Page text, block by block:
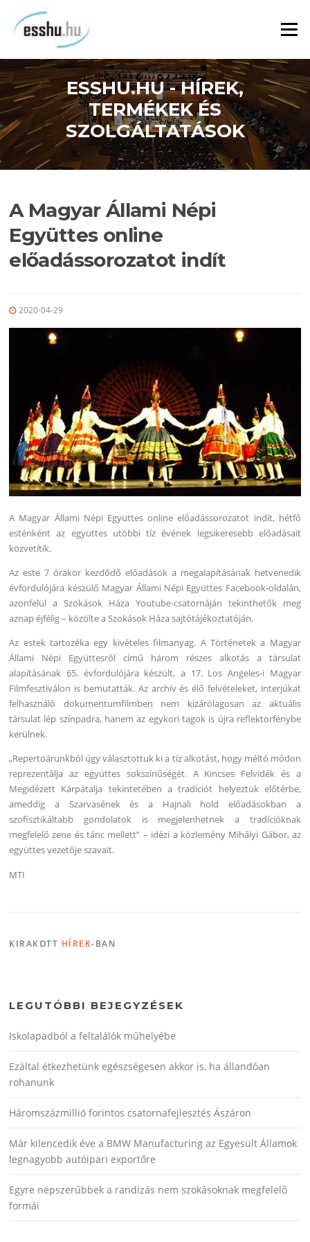
tartalomra
Menü
ESSHU.HU - HÍREK,
TERMÉKEK ÉS
SZOLGÁLTATÁSOK
A Magyar Állami Népi
Együttes online
előadássorozatot indít
2020-04-29
A Magyar Állami Népi Együttes online előadássorozatot indít, hétfő
esténként az együttes utóbbi tíz évének legsikeresebb előadásait
közvetítik.
Az este 7 órakor kezdődő előadások a megalapításának hetvenedik
évfordulójára készülő Magyar Állami Népi Együttes Facebook-oldalán,
azonfelül a Szokások Háza Youtube-csatornáján tekinthetők meg
aznap éjfélig – közölte a Szokások Háza sajtótájékoztatóján.
Az estek tartozéka egy kivételes filmanyag. A Történetek a Magyar
Állami Népi Együttesről című három részes alkotás a társulat
alapításának 65. évfordulójára készült, a 17. Los Angeles-i Magyar
Filmfesztiválon is bemutatták. Az archív és élő felvételeket, interjúkat
felhasználó dokumentumfilmben nem kizárólagosan az aktuális
társulat lép színpadra, hanem az egykori tagok is újra reflektorfénybe
kerülnek.
„Repertoárunkból úgy választottuk ki a tíz alkotást, hogy méltó módon
reprezentálja az együttes sokszínűségét. A Kincses Felvidék és a
Megidézett Kárpátalja tekintetében a tradíciót helyeztük előtérbe,
ameddig a Szarvasének és a Hajnali hold előadásokban a
szofisztikáltabb gondolatok is megjelenhetnek a tradícióknak
megfelelő zene és tánc mellett” – idézi a közlemény Mihályi Gábor, az
együttes vezetője szavait.
MTI
KIRAKOTT HÍREK-BAN
LEGUTÓBBI BEJEGYZÉSEK
Iskolapadból a feltalálók műhelyébe
Ezáltal étkezhetünk egészségesen akkor is, ha állandóan
rohanunk
Háromszázmillió forintos csatornafejlesztés Ászáron
Már kilencedik éve a BMW Manufacturing az Egyesült Államok
legnagyobb autóipari exportőre
Egyre népszerűbbek a randizás nem szokásoknak megfelelő
formái